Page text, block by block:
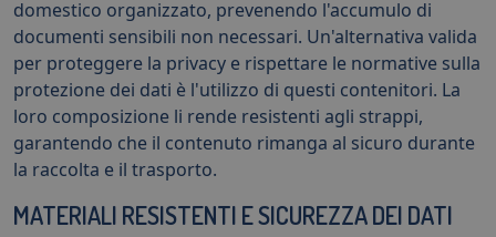
domestico organizzato, prevenendo l'accumulo di
documenti sensibili non necessari. Un'alternativa valida
per proteggere la privacy e rispettare le normative sulla
protezione dei dati è l'utilizzo di questi contenitori. La
loro composizione li rende resistenti agli strappi,
garantendo che il contenuto rimanga al sicuro durante
la raccolta e il trasporto.
MATERIALI RESISTENTI E SICUREZZA DEI DATI